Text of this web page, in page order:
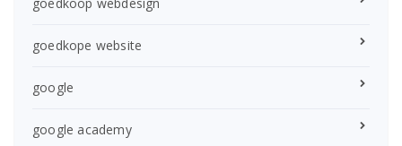
goedkoop webdesign
goedkope website
google
google academy